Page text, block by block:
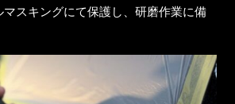
スキングにて保護し、研磨作業に備